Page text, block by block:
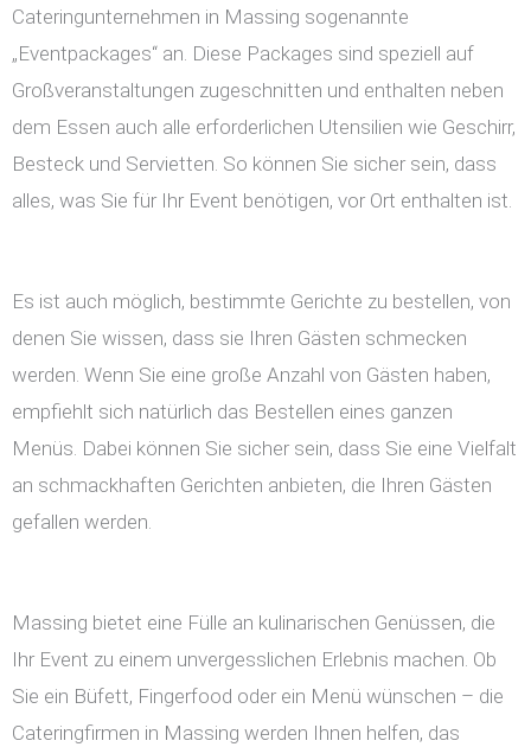
Cateringunternehmen in Massing sogenannte
„Eventpackages“ an. Diese Packages sind speziell auf
Großveranstaltungen zugeschnitten und enthalten neben
dem Essen auch alle erforderlichen Utensilien wie Geschirr,
Besteck und Servietten. So können Sie sicher sein, dass
alles, was Sie für Ihr Event benötigen, vor Ort enthalten ist.
Es ist auch möglich, bestimmte Gerichte zu bestellen, von
denen Sie wissen, dass sie Ihren Gästen schmecken
werden. Wenn Sie eine große Anzahl von Gästen haben,
empfiehlt sich natürlich das Bestellen eines ganzen
Menüs. Dabei können Sie sicher sein, dass Sie eine Vielfalt
an schmackhaften Gerichten anbieten, die Ihren Gästen
gefallen werden.
Massing bietet eine Fülle an kulinarischen Genüssen, die
Ihr Event zu einem unvergesslichen Erlebnis machen. Ob
Sie ein Büfett, Fingerfood oder ein Menü wünschen – die
Cateringfirmen in Massing werden Ihnen helfen, das